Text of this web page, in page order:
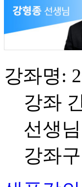
강좌명:
강좌
선생
강좌